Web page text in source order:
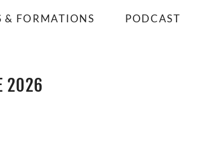
& FORMATIONS PODCAST
2026